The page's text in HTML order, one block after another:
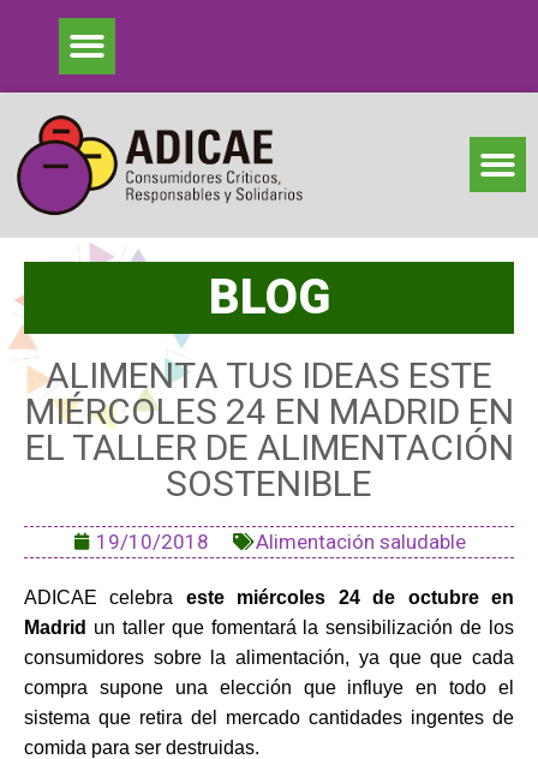
BLOG
ALIMENTA TUS IDEAS ESTE
MIÉRCOLES 24 EN MADRID EN
EL TALLER DE ALIMENTACIÓN
SOSTENIBLE
19/10/2018 Alimentación saludable
ADICAE celebra este miércoles 24
de octubre en
Madrid un taller que fomentará la sensibilización de los
consumidores sobre la alimentación, ya que que cada
compra supone una elección que influye en todo el
sistema que retira del mercado cantidades ingentes de
comida para ser destruidas.